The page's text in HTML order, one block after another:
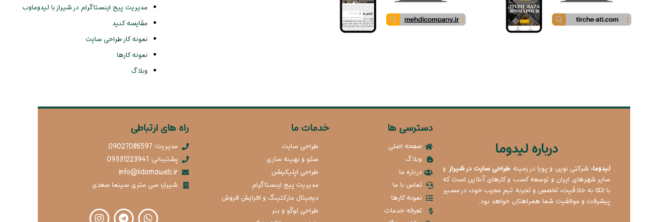
مدیریت پیج اینستاگرام در شیراز با لیدوماوب
مقایسه کنید
نمونه کار طراحی سایت
نمونه کارها
وبلاگ
درباره لیدوما
لیدوما، شرکتی نوین و پویا در زمینه طراحی سایت در شیراز و
سایر شهرهای ایران و توسعه کسب و کارهای آنلاین است که
با اتکا به خلاقیت، تخصص و تجربه تیم مجرب خود، در مسیر
پیشرفت و موفقیت شما همراهتان خواهد بود.
دسترسی ها
صفحه اصلی
وبلاگ
درباره ما
تماس با ما
نمونه کارها
تعرفه خدمات
خدمات ما
طراحی سایت
سئو و بهینه سازی
طراحی اپلیکیشن
مدیریت پیج اینستاگرام
دیجیتال مارکتینگ و افزایش فروش
طراحی لوگو و بنر
راه های ارتباطی
مدیریت: 09027086597
پشتیبانی: 09331223941
info@lidomaweb.ir
شیراز، سی متری سینما سعدی